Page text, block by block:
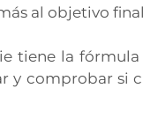
al objetivo
tiene la
y comprobar si